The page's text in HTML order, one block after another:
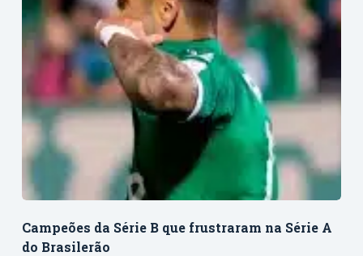
Campeões da Série B que frustraram na Série A
do Brasilerão